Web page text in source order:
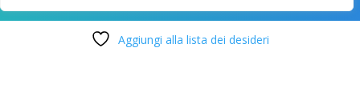
Aggiungi alla lista dei desideri